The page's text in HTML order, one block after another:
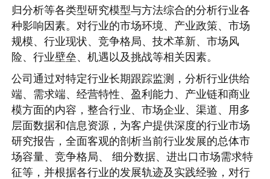
归分析等各类型研究模型与方法综合的分析行业各
种影响因素。对行业的市场环境、产业政策、市场
规模、行业现状、竞争格局、技术革新、市场风
险、行业壁垒、机遇以及挑战等相关因素。
公司通过对特定行业长期跟踪监测，分析行业供给
端、需求端、经营特性、盈利能力、产业链和商业
模方面的内容，整合行业、市场企业、渠道、用多
层面数据和信息资源，为客户提供深度的行业市场
研究报告，全面客观的剖析当前行业发展的总体市
场容量、竞争格局、 细分数据、进出口市场需求特
征等，并根据各行业的发展轨迹及实践经验，对行